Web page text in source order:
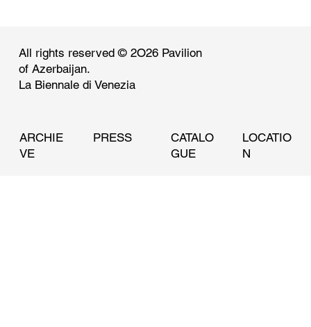
and Collateral Exhibitions
ARCHIE
VE
CATALO
GUE
LOCATIO
N
All rights reserved © 2O26 Pavilion
of Azerbaijan.
La Biennale di Venezia
PRESS